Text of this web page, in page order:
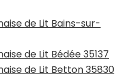
de Lit Bains-sur-
de Lit Bédée 35137
de Lit Betton 35830